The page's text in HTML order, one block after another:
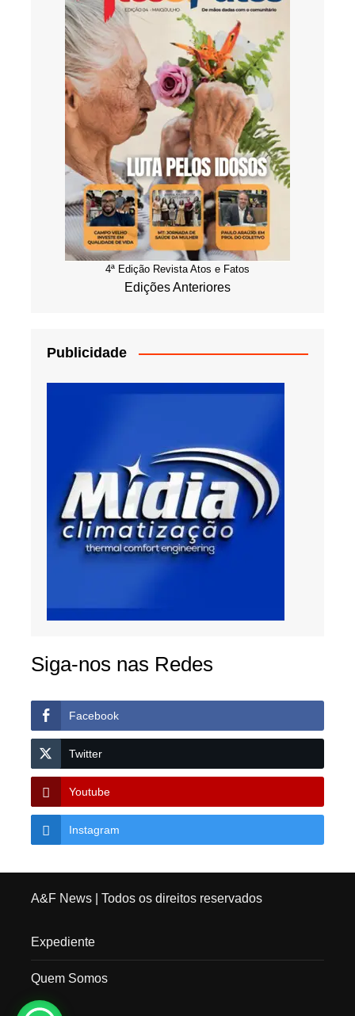
4ª Edição Revista Atos e Fatos
Edições Anteriores
Publicidade
Siga-nos nas Redes
Facebook
Twitter
Youtube
Instagram
A&F News| Todos os direitos reservados
Expediente
Quem Somos